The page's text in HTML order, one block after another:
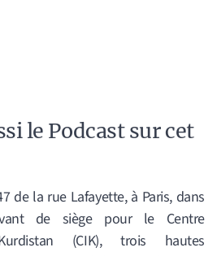
le Podcast sur cet
de la rue Lafayette, à Paris, dans
de siège pour le Centre
(CIK), trois hautes